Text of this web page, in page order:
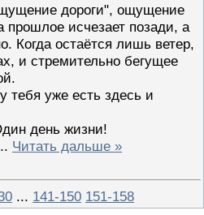
дороги", ощущение
прошлое исчезает позади, а
Когда остаётся лишь ветер,
и стремительно бегущее
тебя уже есть здесь и
день жизни!
Читать дальше »
... 141-150 151-158